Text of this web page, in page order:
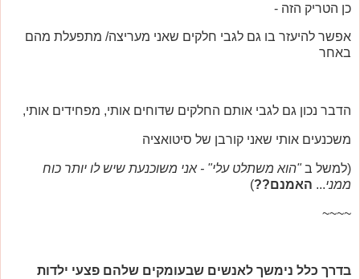
כן הטריק הזה -
אפשר להיעזר בו גם לגבי חלקים שאני מעריצה/ מתפעלת מהם
באחר
הדבר נכון גם לגבי אותם החלקים שדוחים אותי, מפחידים אותי,
משכנעים אותי שאני קורבן של סיטואציה
(למשל ב"הוא משתלט עלי" - אני משוכנעת שיש לו יותר כוח
ממני... האמנם??)
~~~~
בדרך כלל נימשך לאנשים שבעומקים שלהם פצעי ילדות